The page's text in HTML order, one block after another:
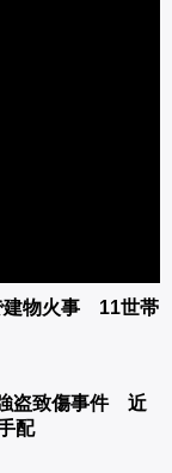
建物火事 11世帯
盗致傷事件 近
配